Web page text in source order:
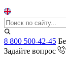
8 800 500-42-45
Задайте вопрос